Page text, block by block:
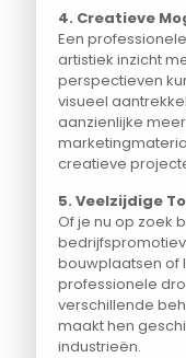
4. Creatieve
Een
artistiek inzicht
perspectieven
visueel
aanzienlijke
creatieve
5. Veelzijdige
Of je nu op zoek
bouwplaatsen of
professionele
verschillende
maakt hen
industrieën.